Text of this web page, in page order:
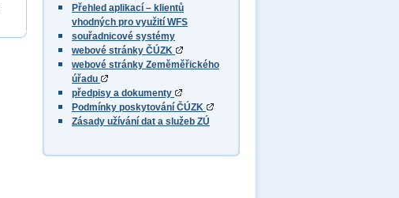
Přehled aplikací – klientů
vhodných pro využití WFS
souřadnicové systémy
webové stránky ČÚZK
webové stránky Zeměměřického
úřadu
předpisy a dokumenty
Podmínky poskytování ČÚZK
Zásady užívání dat a služeb ZÚ